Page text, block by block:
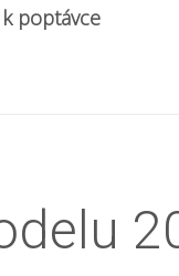
poptávce